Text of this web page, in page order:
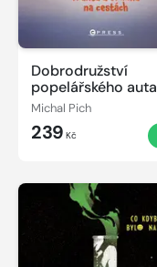
Dobrodružství
popelářského auta
Michal Pich
239 Kč